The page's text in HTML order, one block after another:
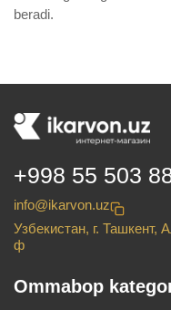
beradi.
+998 55 503
info@ikarvon.uz
Узбекистан, г. Ташкент,
ф
Ommabop